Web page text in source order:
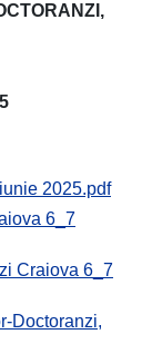
2025.pdf
6_7
Craiova 6_7
Doctoranzi,